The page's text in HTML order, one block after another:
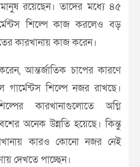
রয়েছেন। তাদের মধ্যে ৪৫
শিল্পে কাজ করলেও বড়
কারখানায় কাজ করেন।
আন্তর্জাতিক চাপের কারণে
শিল্পে নজর রাখছে।
কারখানাগুলোতে অগ্নি
অনেক উন্নতি হয়েছে। কিন্তু
কারও কোনো নজর নেই
দেখতে পাচ্ছেন।